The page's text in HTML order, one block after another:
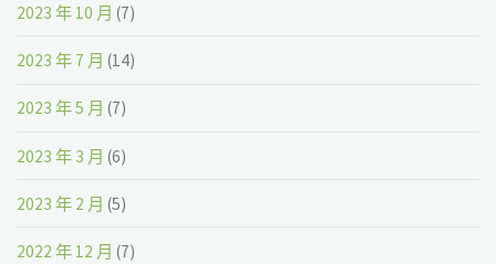
2023 年 10 月 (7)
2023 年 7 月 (14)
2023 年 5 月 (7)
2023 年 3 月 (6)
2023 年 2 月 (5)
2022 年 12 月 (7)